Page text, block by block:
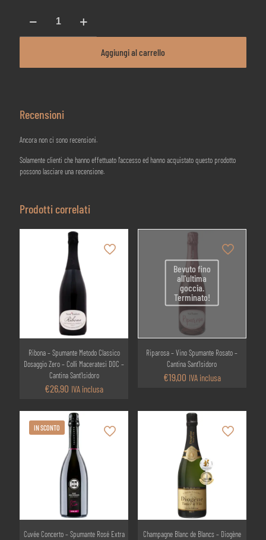
Diogène
Cuvée
Brut
&
quantità
Aggiungi al carrello
Recensioni
Ancora non ci sono recensioni.
Solamente clienti che hanno effettuato l'accesso ed hanno acquistato questo prodotto
possono lasciare una recensione.
Prodotti correlati
Ribona – Spumante Metodo Classico
Dosaggio Zero – Colli Maceratesi DOC –
Cantina Sant’Isidoro
€26,90 IVA inclusa
Bevuto fino
all'ultima
goccia.
Terminato!
Riparosa – Vino Spumante Rosato –
Cantina Sant’Isidoro
€19,00 IVA inclusa
IN SCONTO
Cuvée Concerto – Spumante Rosé Extra
Champagne Blanc de Blancs – Diogène